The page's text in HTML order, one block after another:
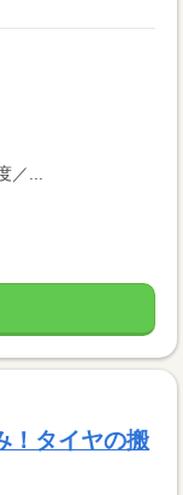
／...
！タイヤの搬